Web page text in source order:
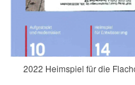
2022 Heimspiel für die